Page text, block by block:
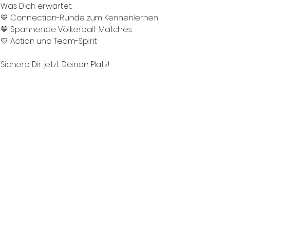
Was Dich erwartet:
💛 Connection-Runde zum Kennenlernen
💛 Spannende Völkerball-Matches
💛 Action und Team-Spirit
Sichere Dir jetzt Deinen Platz!